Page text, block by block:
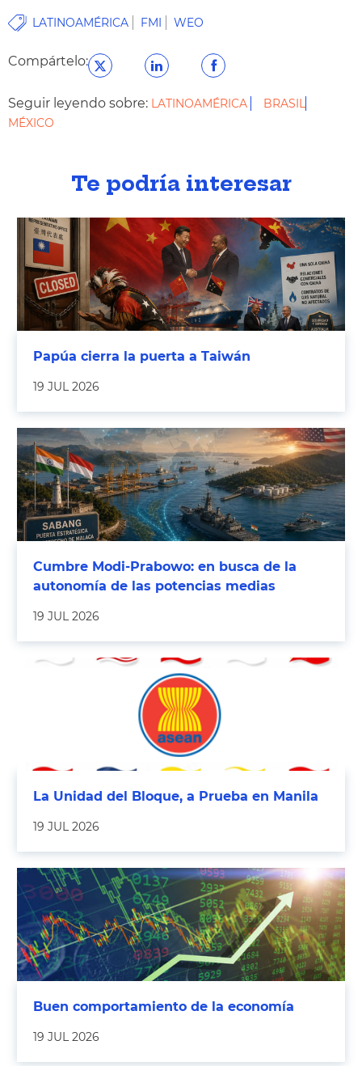
LATINOAMÉRICA FMI WEO
Compártelo:
Seguir leyendo sobre: LATINOAMÉRICA
BRASIL
MÉXICO
Te podría interesar
Papúa cierra la puerta a Taiwán
19 JUL 2026
Cumbre Modi-Prabowo: en busca de la
autonomía de las potencias medias
19 JUL 2026
La Unidad del Bloque, a Prueba en Manila
19 JUL 2026
Buen comportamiento de la economía
19 JUL 2026